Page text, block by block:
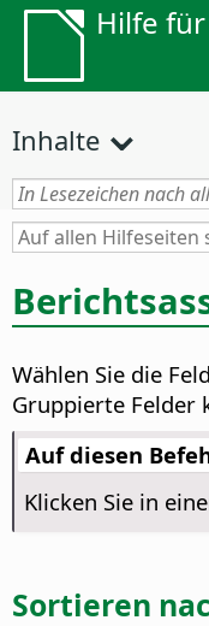
Hilfe
Inhalte
Wählen Sie die
Gruppierte Felder
Auf diesen
Klicken Sie in
Sortieren